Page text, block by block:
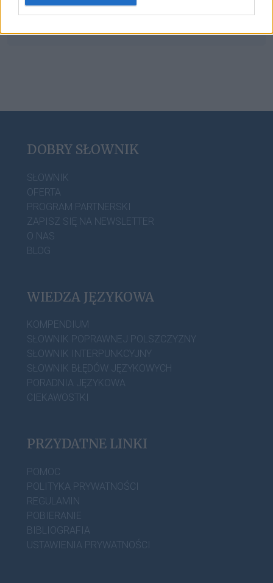
DOBRY SŁOWNIK
SŁOWNIK
OFERTA
PROGRAM PARTNERSKI
ZAPISZ SIĘ NA NEWSLETTER
O NAS
BLOG
WIEDZA JĘZYKOWA
KOMPENDIUM
SŁOWNIK POPRAWNEJ POLSZCZYZNY
SŁOWNIK INTERPUNKCYJNY
SŁOWNIK BŁĘDÓW JĘZYKOWYCH
PORADNIA JĘZYKOWA
CIEKAWOSTKI
PRZYDATNE LINKI
POMOC
POLITYKA PRYWATNOŚCI
REGULAMIN
POBIERANIE
BIBLIOGRAFIA
USTAWIENIA PRYWATNOŚCI